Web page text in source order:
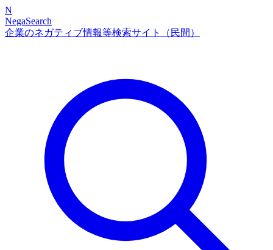
N
NegaSearch
企業のネガティブ情報等検索サイト（民間）